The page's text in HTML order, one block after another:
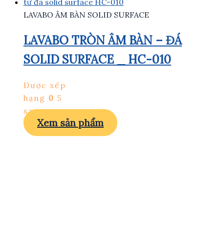
LAVABO ÂM BÀN SOLID SURFACE
LAVABO TRÒN ÂM BÀN – ĐÁ
SOLID SURFACE _ HC-010
Được xếp
hạng 0 5
sao
Xem sản phẩm